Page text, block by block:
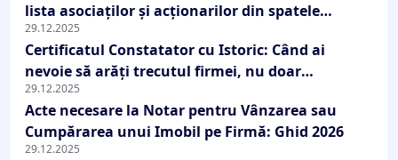
lista asociaților și acționarilor din spatele
oricărui SRL
29.12.2025
Certificatul Constatator cu Istoric: Când ai
nevoie să arăți trecutul firmei, nu doar
prezentul?
29.12.2025
Acte necesare la Notar pentru Vânzarea sau
Cumpărarea unui Imobil pe Firmă: Ghid 2026
29.12.2025